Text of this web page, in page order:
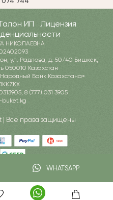
WHATSAPP
ИП
Лицензия
НИКОЛАЕВНА
ул. Радлова, д. 50/40 Бишкек,
050010 Казахстан
Банк Казахстана»
8 (777) 031 3905
buket.kg
| Все права защищены